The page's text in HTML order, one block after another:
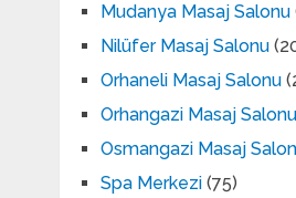
Mudanya Masaj Salonu
Nilüfer Masaj Salonu
Orhaneli Masaj Salonu
Orhangazi Masaj Salonu
Osmangazi Masaj
Spa Merkezi(75)